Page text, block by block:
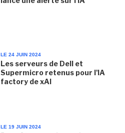
LE 24 JUIN 2024
Les serveurs de Dell et
Supermicro retenus pour l'IA
factory de xAI
LE 19 JUIN 2024